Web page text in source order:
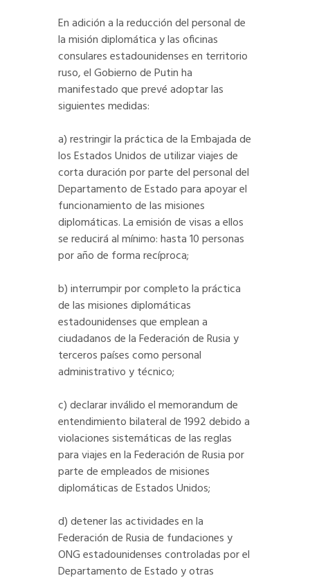
En adición a la reducción del personal de
la misión diplomática y las oficinas
consulares estadounidenses en territorio
ruso, el Gobierno de Putin ha
manifestado que prevé adoptar las
siguientes medidas:
a) restringir la práctica de la Embajada de
los Estados Unidos de utilizar viajes de
corta duración por parte del personal del
Departamento de Estado para apoyar el
funcionamiento de las misiones
diplomáticas. La emisión de visas a ellos
se reducirá al mínimo: hasta 10 personas
por año de forma recíproca;
b) interrumpir por completo la práctica
de las misiones diplomáticas
estadounidenses que emplean a
ciudadanos de la Federación de Rusia y
terceros países como personal
administrativo y técnico;
c) declarar inválido el memorandum de
entendimiento bilateral de 1992 debido a
violaciones sistemáticas de las reglas
para viajes en la Federación de Rusia por
parte de empleados de misiones
diplomáticas de Estados Unidos;
d) detener las actividades en la
Federación de Rusia de fundaciones y
ONG estadounidenses controladas por el
Departamento de Estado y otras